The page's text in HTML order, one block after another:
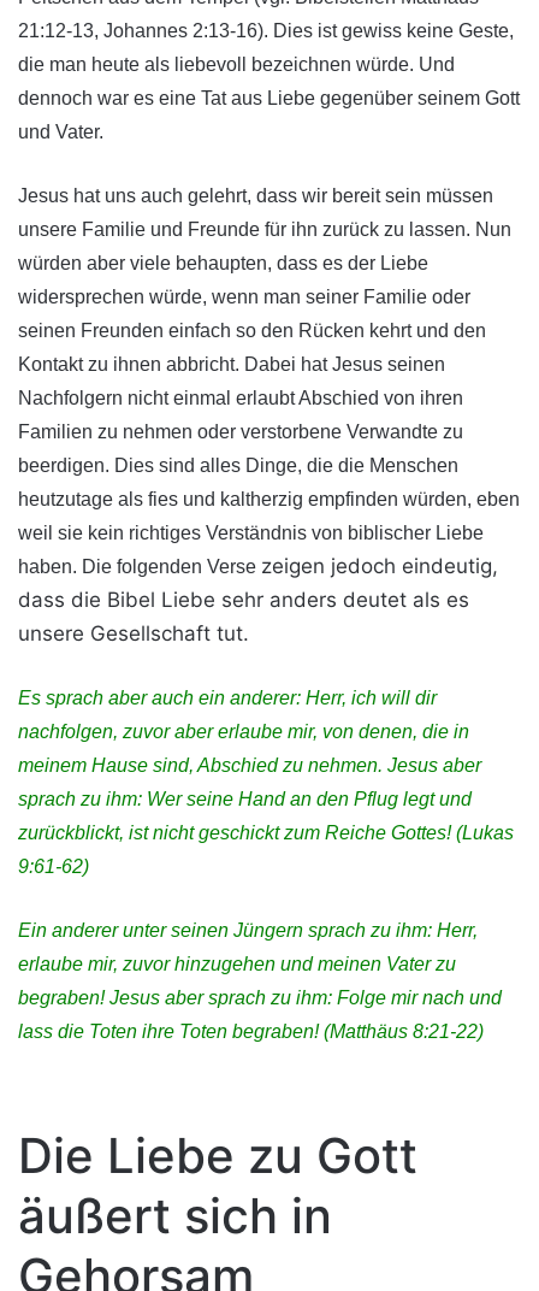
21:12-13, Johannes 2:13-16). Dies ist gewiss keine Geste,
die man heute als liebevoll bezeichnen würde. Und
dennoch war es eine Tat aus Liebe gegenüber seinem Gott
und Vater.
Jesus hat uns auch gelehrt, dass wir bereit sein müssen
unsere Familie und Freunde für ihn zurück zu lassen. Nun
würden aber viele behaupten, dass es der Liebe
widersprechen würde, wenn man seiner Familie oder
seinen Freunden einfach so den Rücken kehrt und den
Kontakt zu ihnen abbricht. Dabei hat Jesus seinen
Nachfolgern nicht einmal erlaubt Abschied von ihren
Familien zu nehmen oder verstorbene Verwandte zu
beerdigen. Dies sind alles Dinge, die die Menschen
heutzutage als fies und kaltherzig empfinden würden, eben
weil sie kein richtiges Verständnis von biblischer Liebe
haben. Die folgenden Verse zeigen jedoch eindeutig,
dass die Bibel Liebe sehr anders deutet als es
unsere Gesellschaft tut.
Es sprach aber auch ein anderer: Herr, ich will dir
nachfolgen, zuvor aber erlaube mir, von denen, die in
meinem Hause sind, Abschied zu nehmen. Jesus aber
sprach zu ihm: Wer seine Hand an den Pflug legt und
zurückblickt, ist nicht geschickt zum Reiche Gottes! (Lukas
9:61-62)
Ein anderer unter seinen Jüngern sprach zu ihm: Herr,
erlaube mir, zuvor hinzugehen und meinen Vater zu
begraben! Jesus aber sprach zu ihm: Folge mir nach und
lass die Toten ihre Toten begraben! (Matthäus 8:21-22)
Die Liebe zu Gott
äußert sich in
Gehorsam